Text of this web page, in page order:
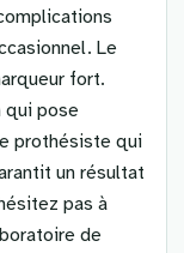
Le
fort.
qui pose
prothésiste qui
un résultat
pas à
de